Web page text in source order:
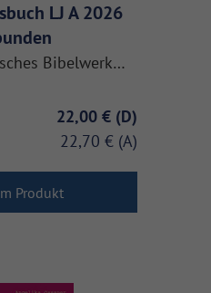
LJ A 2026
Bibelwerk…
22,00 €
22,70 €
Produkt